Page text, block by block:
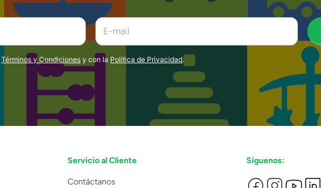
Términos y Condiciones y con la Política de Privacidad.
Servicio al Cliente
Contáctanos
Síguenos: